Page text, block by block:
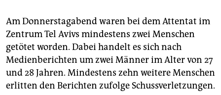
Am Donnerstagabend waren bei dem Attentat im
Zentrum Tel Avivs mindestens zwei Menschen
getötet worden. Dabei handelt es sich nach
Medienberichten um zwei Männer im Alter von 27
und 28 Jahren. Mindestens zehn weitere Menschen
erlitten den Berichten zufolge Schussverletzungen.